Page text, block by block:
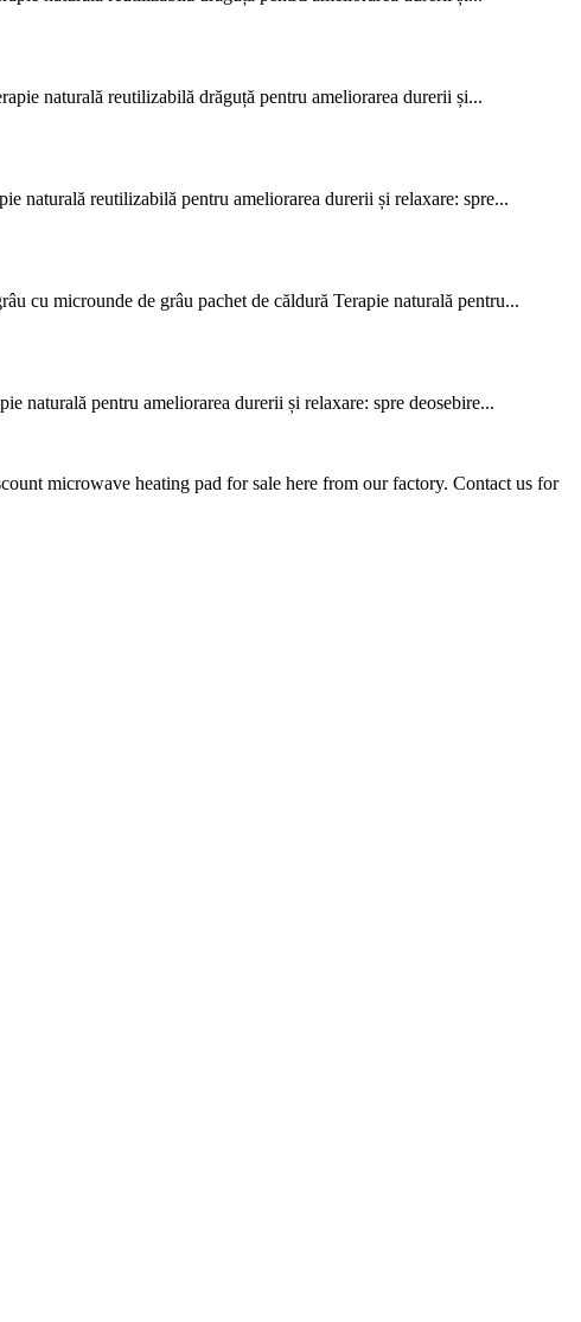
naturală reutilizabilă drăguță pentru ameliorarea durerii și...
naturală reutilizabilă pentru ameliorarea durerii și relaxare: spre...
cu microunde de grâu pachet de căldură Terapie naturală pentru...
naturală pentru ameliorarea durerii și relaxare: spre deosebire...
microwave heating pad for sale here from our factory. Contact us for